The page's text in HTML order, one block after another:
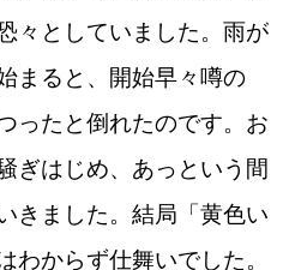
々としていました。雨が
まると、開始早々噂の
ったと倒れたのです。お
ぎはじめ、あっという間
きました。結局「黄色い
わからず仕舞いでした。